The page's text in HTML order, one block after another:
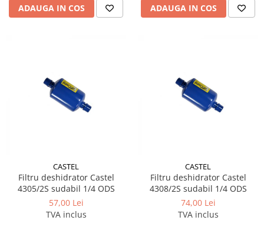
ADAUGA IN COS ADAUGA IN COS
CASTEL
Filtru deshidrator Castel
4305/2S sudabil 1/4 ODS
57,00 Lei
TVA inclus
CASTEL
Filtru deshidrator Castel
4308/2S sudabil 1/4 ODS
74,00 Lei
TVA inclus